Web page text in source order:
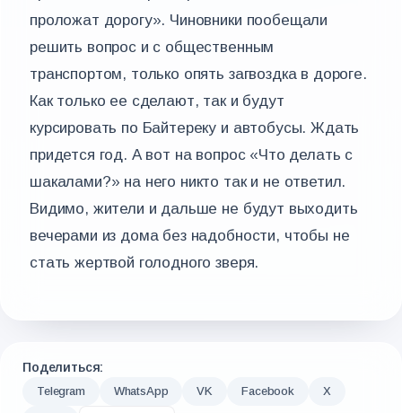
проложат дорогу». Чиновники пообещали
решить вопрос и с общественным
транспортом, только опять загвоздка в дороге.
Как только ее сделают, так и будут
курсировать по Байтереку и автобусы. Ждать
придется год. А вот на вопрос «Что делать c
шакалами?» на него никто так и не ответил.
Видимо, жители и дальше не будут выходить
вечерами из дома без надобности, чтобы не
стать жертвой голодного зверя.
Поделиться:
Telegram WhatsApp VK Facebook X